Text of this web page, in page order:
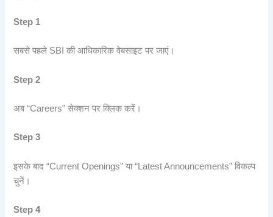
Step 1
सबसे पहले SBI की आधिकारिक वेबसाइट पर जाएं।
Step 2
अब “Careers” सेक्शन पर क्लिक करें।
Step 3
इसके बाद “Current Openings” या “Latest Announcements” विकल्प
चुनें।
Step 4